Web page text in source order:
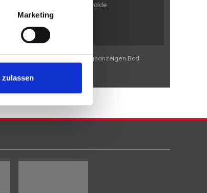
Marketing
zulassen
Petershagen / Friedewalde
Porta Westfalica / Neesen
Wohnungsanzeigen Bad